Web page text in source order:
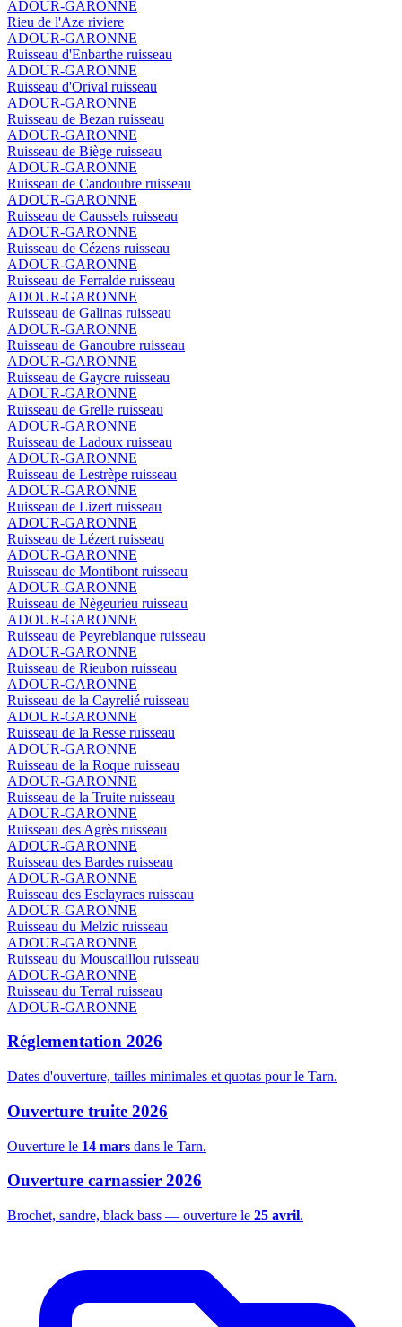
ADOUR-GARONNE
Rieu de l'Aze riviere
ADOUR-GARONNE
Ruisseau d'Enbarthe ruisseau
ADOUR-GARONNE
Ruisseau d'Orival ruisseau
ADOUR-GARONNE
Ruisseau de Bezan ruisseau
ADOUR-GARONNE
Ruisseau de Biège ruisseau
ADOUR-GARONNE
Ruisseau de Candoubre ruisseau
ADOUR-GARONNE
Ruisseau de Caussels ruisseau
ADOUR-GARONNE
Ruisseau de Cézens ruisseau
ADOUR-GARONNE
Ruisseau de Ferralde ruisseau
ADOUR-GARONNE
Ruisseau de Galinas ruisseau
ADOUR-GARONNE
Ruisseau de Ganoubre ruisseau
ADOUR-GARONNE
Ruisseau de Gaycre ruisseau
ADOUR-GARONNE
Ruisseau de Grelle ruisseau
ADOUR-GARONNE
Ruisseau de Ladoux ruisseau
ADOUR-GARONNE
Ruisseau de Lestrèpe ruisseau
ADOUR-GARONNE
Ruisseau de Lizert ruisseau
ADOUR-GARONNE
Ruisseau de Lézert ruisseau
ADOUR-GARONNE
Ruisseau de Montibont ruisseau
ADOUR-GARONNE
Ruisseau de Nègeurieu ruisseau
ADOUR-GARONNE
Ruisseau de Peyreblanque ruisseau
ADOUR-GARONNE
Ruisseau de Rieubon ruisseau
ADOUR-GARONNE
Ruisseau de la Cayrelié ruisseau
ADOUR-GARONNE
Ruisseau de la Resse ruisseau
ADOUR-GARONNE
Ruisseau de la Roque ruisseau
ADOUR-GARONNE
Ruisseau de la Truite ruisseau
ADOUR-GARONNE
Ruisseau des Agrès ruisseau
ADOUR-GARONNE
Ruisseau des Bardes ruisseau
ADOUR-GARONNE
Ruisseau des Esclayracs ruisseau
ADOUR-GARONNE
Ruisseau du Melzic ruisseau
ADOUR-GARONNE
Ruisseau du Mouscaillou ruisseau
ADOUR-GARONNE
Ruisseau du Terral ruisseau
ADOUR-GARONNE
Réglementation 2026
Dates d'ouverture, tailles minimales et quotas pour le Tarn.
Ouverture truite 2026
Ouverture le 14 mars dans le Tarn.
Ouverture carnassier 2026
Brochet, sandre, black bass — ouverture le 25 avril.